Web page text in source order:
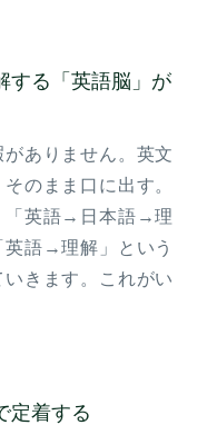
する「英語脳」が
ありません。英文
のまま口に出す。
「英語→日本語→理
英語→理解」という
きます。これがい
定着する